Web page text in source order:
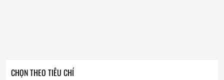
CHỌN THEO TIÊU CHÍ